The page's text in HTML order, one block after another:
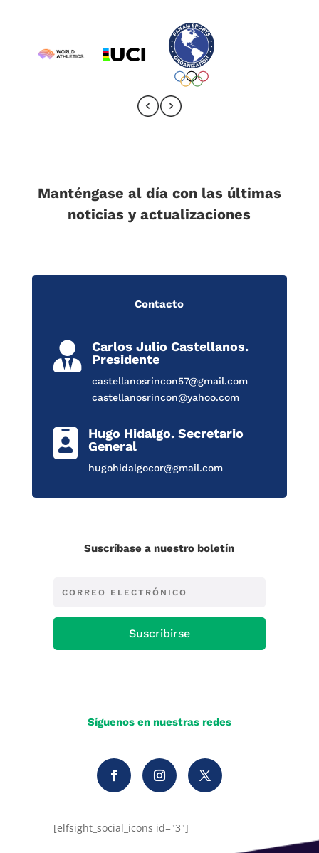
Manténgase al día con las últimas
noticias y actualizaciones
Contacto

Carlos Julio Castellanos.
Presidente
castellanosrincon57@gmail.com
castellanosrincon@yahoo.com

Hugo Hidalgo. Secretario
General
hugohidalgocor@gmail.com
Suscríbase a nuestro boletín
Suscribirse
Síguenos en nuestras redes
[elfsight_social_icons id="3"]